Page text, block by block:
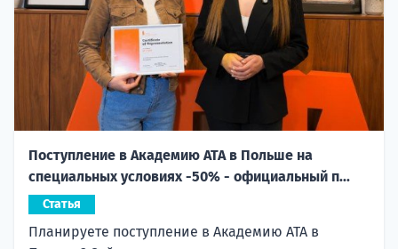
Поступление в Академию ATA в Польше на
специальных условиях -50% - официальный п...
Статья
Планируете поступление в Академию ATA в